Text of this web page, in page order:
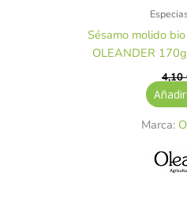
Sésamo molido
OLEANDER
4,10
Marca: